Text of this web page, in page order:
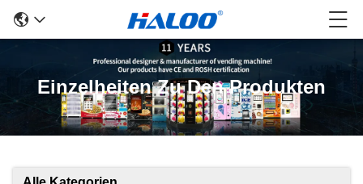
Einzelheiten Zu Den Produkten